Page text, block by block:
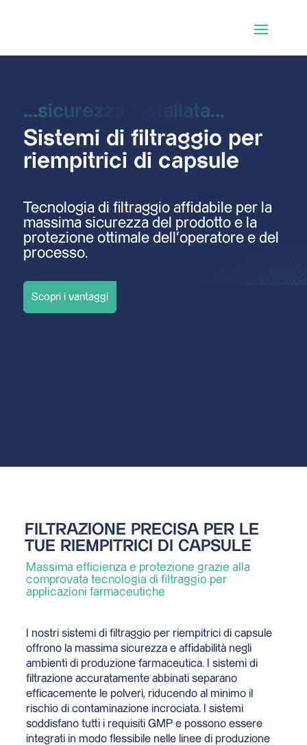
...sicurezza installata...
Sistemi di filtraggio per
riempitrici di capsule
Tecnologia di filtraggio affidabile per la
massima sicurezza del prodotto e la
protezione ottimale dell’operatore e del
processo.
Scopri i vantaggi
FILTRAZIONE PRECISA PER LE
TUE RIEMPITRICI DI CAPSULE
Massima efficienza e protezione grazie alla
comprovata tecnologia di filtraggio per
applicazioni farmaceutiche
I nostri sistemi di filtraggio per riempitrici di capsule
offrono la massima sicurezza e affidabilità negli
ambienti di produzione farmaceutica. I sistemi di
filtrazione accuratamente abbinati separano
efficacemente le polveri, riducendo al minimo il
rischio di contaminazione incrociata. I sistemi
soddisfano tutti i requisiti GMP e possono essere
integrati in modo flessibile nelle linee di produzione